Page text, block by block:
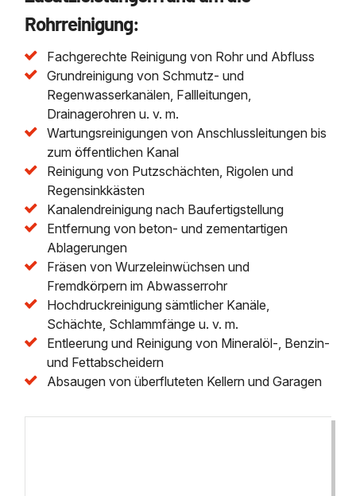
Rohrreinigung:
Fachgerechte Reinigung von Rohr und Abfluss
Grundreinigung von Schmutz- und
Regenwasserkanälen, Fallleitungen,
Drainagerohren u. v. m.
Wartungsreinigungen von Anschlussleitungen bis
zum öffentlichen Kanal
Reinigung von Putzschächten, Rigolen und
Regensinkkästen
Kanalendreinigung nach Baufertigstellung
Entfernung von beton- und zementartigen
Ablagerungen
Fräsen von Wurzeleinwüchsen und
Fremdkörpern im Abwasserrohr
Hochdruckreinigung sämtlicher Kanäle,
Schächte, Schlammfänge u. v. m.
Entleerung und Reinigung von Mineralöl-, Benzin-
und Fettabscheidern
Absaugen von überfluteten Kellern und Garagen